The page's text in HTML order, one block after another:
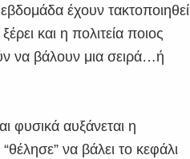
έχουν τακτοποιηθεί
και η πολιτεία ποιος
να βάλουν μια σειρά…ή
φυσικά αυξάνεται η
να βάλει το κεφάλι